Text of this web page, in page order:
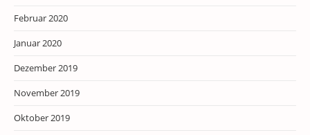
Februar 2020
Januar 2020
Dezember 2019
November 2019
Oktober 2019